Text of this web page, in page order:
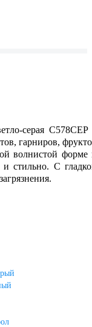
серая
гарниров,
волнистой форме
и стильно. С